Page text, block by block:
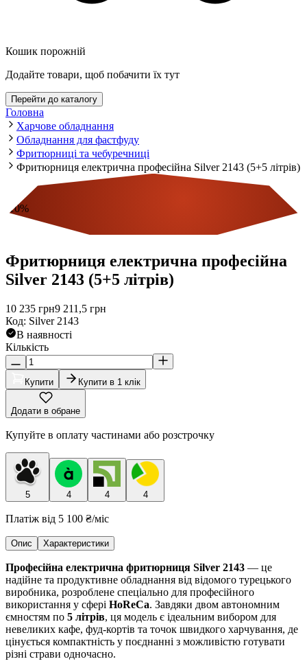
Кошик порожній
Додайте товари, щоб побачити їх тут
Перейти до каталогу
Головна
Харчове обладнання
Обладнання для фастфуду
Фритюрниці та чебуречниці
Фритюрниця електрична професійна Silver 2143 (5+5 літрів)
10%
Фритюрниця електрична професійна
Silver 2143 (5+5 літрів)
10 235 грн9 211,5 грн
Код: Silver 2143
В наявності
Кількість
Купити Купити в 1 клік
Додати в обране
Купуйте в оплату частинами або розстрочку
5 4 4 4
Платіж від 5 100 ₴/міс
Опис Характеристики
Професійна електрична фритюрниця Silver 2143 — це
надійне та продуктивне обладнання від відомого турецького
виробника, розроблене спеціально для професійного
використання у сфері HoReCa. Завдяки двом автономним
ємностям по 5 літрів, ця модель є ідеальним вибором для
невеликих кафе, фуд-кортів та точок швидкого харчування, де
цінується компактність у поєднанні з можливістю готувати
різні страви одночасно.